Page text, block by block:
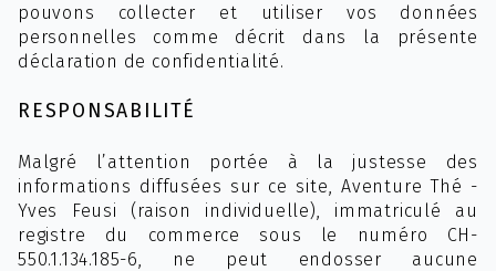
pouvons collecter et utiliser vos données
personnelles comme décrit dans la présente
déclaration de confidentialité.
RESPONSABILITÉ
Malgré l’attention portée à la justesse des
informations diffusées sur ce site, Aventure Thé -
Yves Feusi (raison individuelle), immatriculé au
registre du commerce sous le numéro CH-
550.1.134.185-6, ne peut endosser aucune